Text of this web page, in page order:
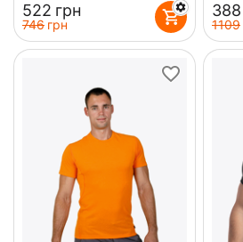
‍522‍ грн
‍746‍ грн
‍388‍
‍1109‍